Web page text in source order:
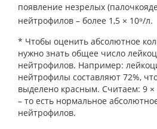
появление незрелых
нейтрофилов – более 1,5 × 10⁹/л.
* Чтобы оценить абсолютное
нужно знать общее число
нейтрофилов. Например:
нейтрофилы составляют 72%,
выделено красным. Считаем: 9 ×
– то есть нормальное
нейтрофилов.